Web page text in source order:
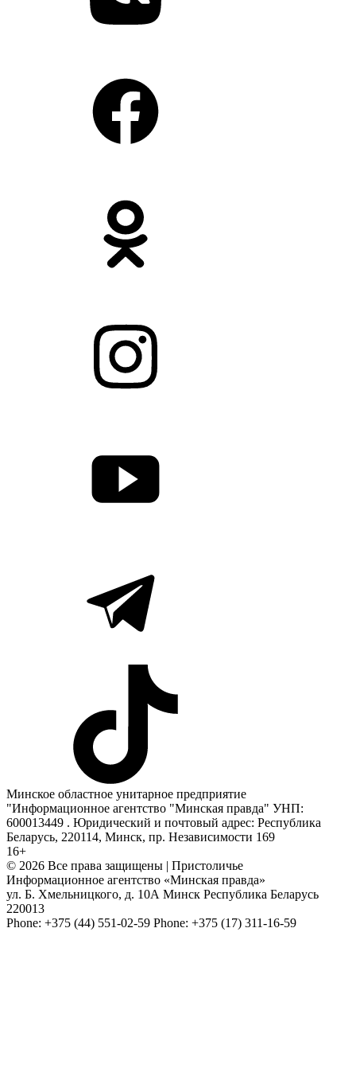
Минское областное унитарное предприятие
"Информационное агентство "Минская правда" УНП:
600013449 . Юридический и почтовый адрес: Республика
Беларусь, 220114, Минск, пр. Независимости 169
16+
© 2026 Все права защищены | Пристоличье
Информационное агентство «Минская правда»
ул. Б. Хмельницкого, д. 10А Минск Республика Беларусь
220013
Phone: +375 (44) 551-02-59 Phone: +375 (17) 311-16-59